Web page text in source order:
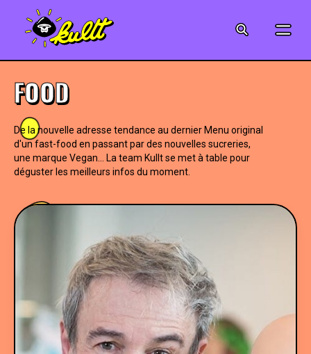
MUSIQUE
JEUX-VIDÉO
VINTAGE
PEOPLE
FOOD
De la nouvelle adresse tendance au dernier Menu original
d'un fast-food en passant par des nouvelles sucreries,
une marque Vegan... La team Kullt se met à table pour
déguster les meilleurs infos du moment.